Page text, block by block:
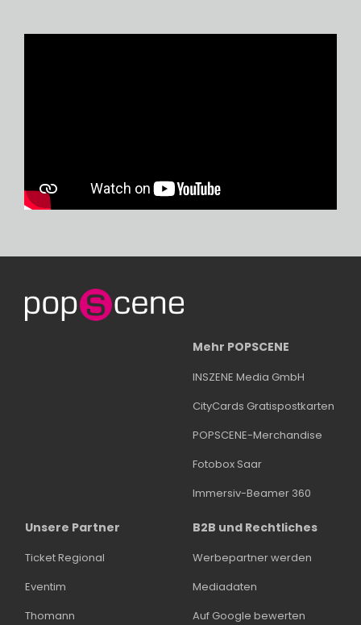
Mehr POPSCENE
INSZENE Media GmbH
CityCards Gratispostkarten
POPSCENE-Merchandise
Fotobox Saar
Immersiv-Beamer 360
Unsere Partner
Ticket Regional
Eventim
Thomann
B2B und Rechtliches
Werbepartner werden
Mediadaten
Auf Google bewerten